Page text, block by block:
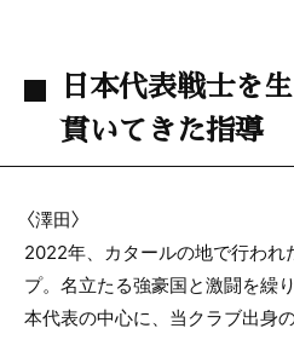
日本代表戦士を
貫いてきた指導
〈澤田〉
2022年、カタールの地で行われ
プ。名立たる強豪国と激闘を繰
本代表の中心に、当クラブ出身